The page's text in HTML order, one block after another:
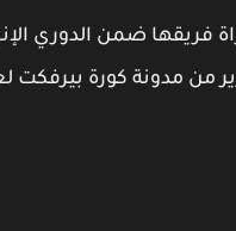
فريقها ضمن الدوري
من مدونة كورة